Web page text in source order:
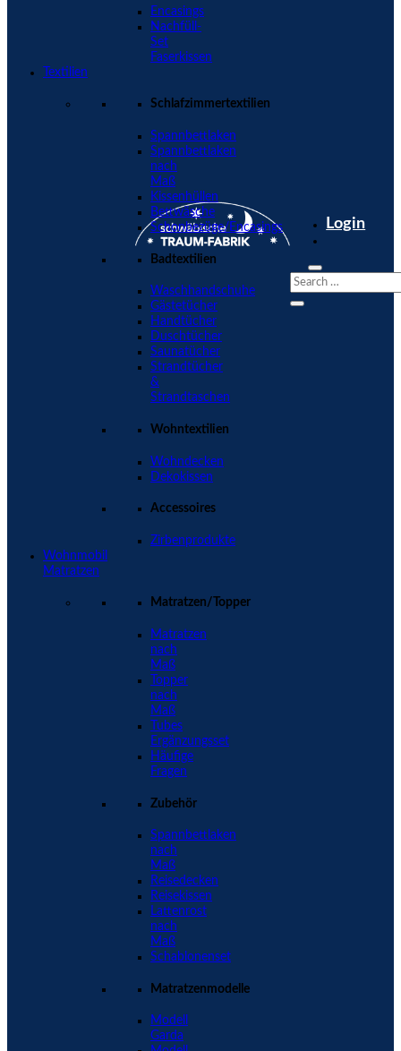
Encasings
Nachfüll-
Set
Faserkissen
Textilien
Schlafzimmertextilien
Spannbettlaken
Spannbettlaken
nach
Maß
Kissenhüllen
Bettwäsche
Schonbezüge/Encasings
Badtextilien
Waschhandschuhe
Gästetücher
Handtücher
Duschtücher
Saunatücher
Strandtücher
&
Strandtaschen
Wohntextilien
Wohndecken
Dekokissen
Accessoires
Zirbenprodukte
Wohnmobil
Matratzen
Matratzen/Topper
Matratzen
nach
Maß
Topper
nach
Maß
Tubes
Ergänzungsset
Häufige
Fragen
Zubehör
Spannbettlaken
nach
Maß
Reisedecken
Reisekissen
Lattenrost
nach
Maß
Schablonenset
Matratzenmodelle
Modell
Garda
Login